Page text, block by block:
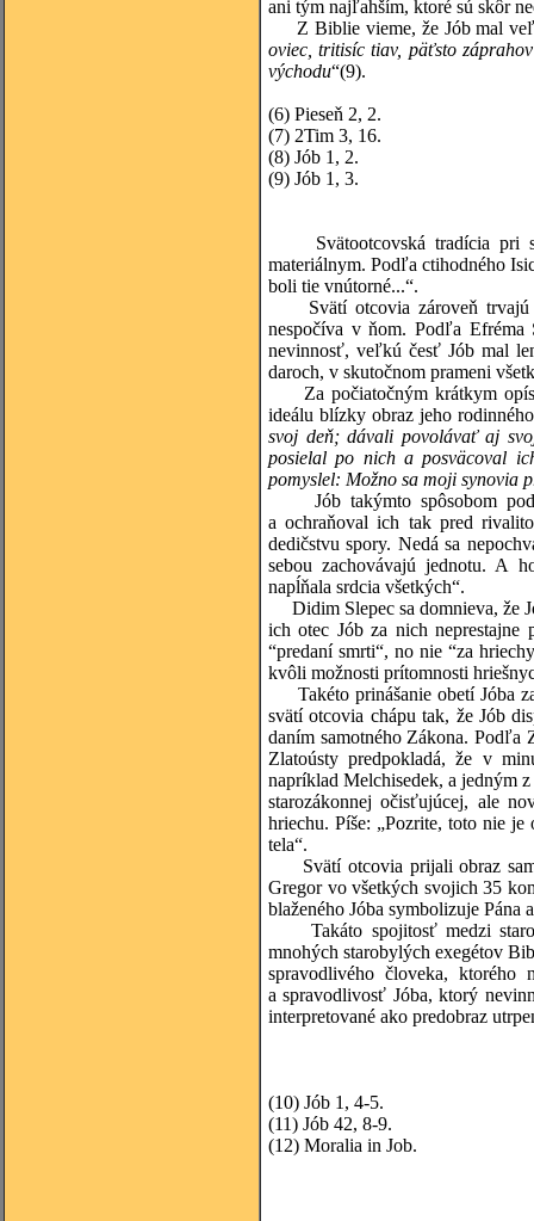
ani tým najľahším, ktoré sú skôr
Z Biblie vieme, že Jób mal
oviec, tritisíc tiav, päťsto
východu“(9).
(6) Pieseň 2, 2.
(7) 2Tim 3, 16.
(8) Jób 1, 2.
(9) Jób 1, 3.
Svätootcovská tradícia pri
materiálnym. Podľa ctihodného
boli tie vnútorné...“.
Svätí otcovia zároveň trvajú
nespočíva v ňom. Podľa
nevinnosť, veľkú česť Jób mal
daroch, v skutočnom prameni
Za počiatočným krátkym
ideálu blízky obraz jeho
svoj deň; dávali povolávať aj
posielal po nich a posväcoval
pomyslel: Možno sa moji synovia
Jób takýmto spôsobom
a ochraňoval ich tak pred
dedičstvu spory. Nedá sa
sebou zachovávajú jednotu. A
napĺňala srdcia všetkých“.
Didim Slepec sa domnieva, že
ich otec Jób za nich
“predaní smrti“, no nie “za
kvôli možnosti prítomnosti
Takéto prinášanie obetí Jóba
svätí otcovia chápu tak, že Jób
daním samotného Zákona. Podľa
Zlatoústy predpokladá, že v
napríklad Melchisedek, a jedným
starozákonnej očisťujúcej, ale
hriechu. Píše: „Pozrite, toto nie
tela“.
Svätí otcovia prijali obraz
Gregor vo všetkých svojich 35
blaženého Jóba symbolizuje Pána
Takáto spojitosť medzi
mnohých starobylých exegétov
spravodlivého človeka, ktorého
a spravodlivosť Jóba, ktorý
interpretované ako predobraz
(10) Jób 1, 4-5.
(11) Jób 42, 8-9.
(12) Moralia in Job.